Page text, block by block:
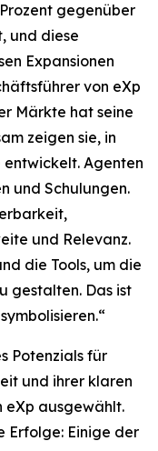
gegenüber
und diese
Expansionen
von eXp
Märkte hat seine
zeigen sie, in
entwickelt. Agenten
und Schulungen.
und Relevanz.
die Tools, um die
gestalten. Das ist
Potenzials für
und ihrer klaren
eXp ausgewählt.
Erfolge: Einige der